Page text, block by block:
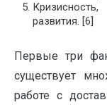
развития. [6]
Первые три
существует
работе с